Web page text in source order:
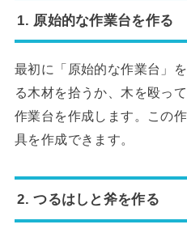
1. 原始的な作業台を作る
最初に「原始的な作業台」
る木材を拾うか、木を殴っ
作業台を作成します。この
具を作成できます。
2.つるはしと斧を作る